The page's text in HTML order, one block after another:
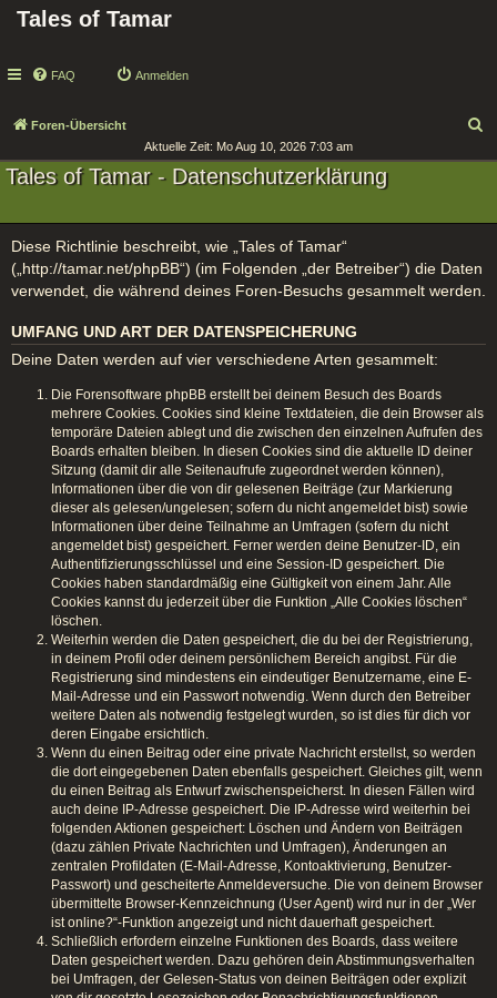
Tales of Tamar
FAQ Anmelden
Foren-Übersicht
Aktuelle Zeit: Mo Aug 10, 2026 7:03 am
Tales of Tamar - Datenschutzerklärung
Diese Richtlinie beschreibt, wie „Tales of Tamar“
(„http://tamar.net/phpBB“) (im Folgenden „der Betreiber“) die Daten
verwendet, die während deines Foren-Besuchs gesammelt werden.
UMFANG UND ART DER DATENSPEICHERUNG
Deine Daten werden auf vier verschiedene Arten gesammelt:
Die Forensoftware phpBB erstellt bei deinem Besuch des Boards
mehrere Cookies. Cookies sind kleine Textdateien, die dein Browser als
temporäre Dateien ablegt und die zwischen den einzelnen Aufrufen des
Boards erhalten bleiben. In diesen Cookies sind die aktuelle ID deiner
Sitzung (damit dir alle Seitenaufrufe zugeordnet werden können),
Informationen über die von dir gelesenen Beiträge (zur Markierung
dieser als gelesen/ungelesen; sofern du nicht angemeldet bist) sowie
Informationen über deine Teilnahme an Umfragen (sofern du nicht
angemeldet bist) gespeichert. Ferner werden deine Benutzer-ID, ein
Authentifizierungsschlüssel und eine Session-ID gespeichert. Die
Cookies haben standardmäßig eine Gültigkeit von einem Jahr. Alle
Cookies kannst du jederzeit über die Funktion „Alle Cookies löschen“
löschen.
Weiterhin werden die Daten gespeichert, die du bei der Registrierung,
in deinem Profil oder deinem persönlichem Bereich angibst. Für die
Registrierung sind mindestens ein eindeutiger Benutzername, eine E-
Mail-Adresse und ein Passwort notwendig. Wenn durch den Betreiber
weitere Daten als notwendig festgelegt wurden, so ist dies für dich vor
deren Eingabe ersichtlich.
Wenn du einen Beitrag oder eine private Nachricht erstellst, so werden
die dort eingegebenen Daten ebenfalls gespeichert. Gleiches gilt, wenn
du einen Beitrag als Entwurf zwischenspeicherst. In diesen Fällen wird
auch deine IP-Adresse gespeichert. Die IP-Adresse wird weiterhin bei
folgenden Aktionen gespeichert: Löschen und Ändern von Beiträgen
(dazu zählen Private Nachrichten und Umfragen), Änderungen an
zentralen Profildaten (E-Mail-Adresse, Kontoaktivierung, Benutzer-
Passwort) und gescheiterte Anmeldeversuche. Die von deinem Browser
übermittelte Browser-Kennzeichnung (User Agent) wird nur in der „Wer
ist online?“-Funktion angezeigt und nicht dauerhaft gespeichert.
Schließlich erfordern einzelne Funktionen des Boards, dass weitere
Daten gespeichert werden. Dazu gehören dein Abstimmungsverhalten
bei Umfragen, der Gelesen-Status von deinen Beiträgen oder explizit